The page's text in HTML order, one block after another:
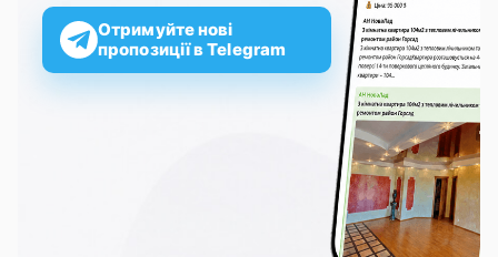
Отримуйте нові
пропозиції в Telegram